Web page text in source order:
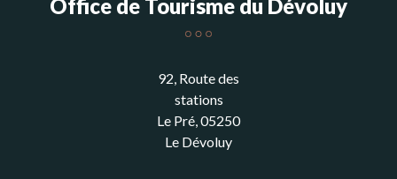
Office de Tourisme du Dévoluy
92, Route des
stations
Le Pré, 05250
Le Dévoluy